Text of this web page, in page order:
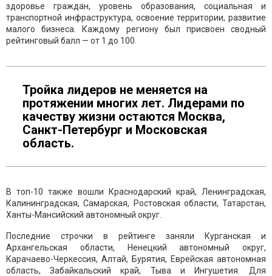
здоровье граждан, уровень образования, социальная и
транспортной инфраструктура, освоение территории, развитие
малого бизнеса. Каждому региону был присвоен сводный
рейтинговый балл — от 1 до 100.
Тройка лидеров не меняется на
протяжении многих лет. Лидерами по
качеству жизни остаются Москва,
Санкт-Петербург и Московская
область.
В топ-10 также вошли Краснодарский край, Ленинградская,
Калининградская, Самарская, Ростовская области, Татарстан,
Ханты-Мансийский автономный округ.
Последние строчки в рейтинге заняли Курганская и
Архангельская области, Ненецкий автономный округ,
Карачаево-Черкессия, Алтай, Бурятия, Еврейская автономная
область, Забайкальский край, Тыва и Ингушетия. Для